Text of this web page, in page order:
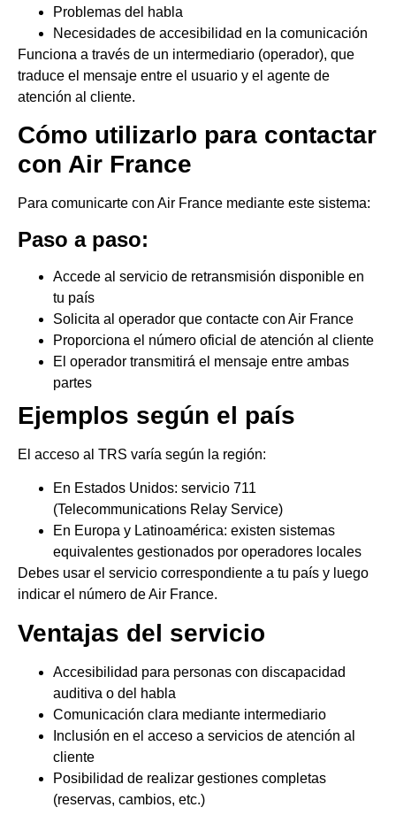
Problemas del habla
Necesidades de accesibilidad en la comunicación
Funciona a través de un intermediario (operador), que
traduce el mensaje entre el usuario y el agente de
atención al cliente.
Cómo utilizarlo para contactar
con Air France
Para comunicarte con Air France mediante este sistema:
Paso a paso:
Accede al servicio de retransmisión disponible en
tu país
Solicita al operador que contacte con Air France
Proporciona el número oficial de atención al cliente
El operador transmitirá el mensaje entre ambas
partes
Ejemplos según el país
El acceso al TRS varía según la región:
En Estados Unidos: servicio 711
(Telecommunications Relay Service)
En Europa y Latinoamérica: existen sistemas
equivalentes gestionados por operadores locales
Debes usar el servicio correspondiente a tu país y luego
indicar el número de Air France.
Ventajas del servicio
Accesibilidad para personas con discapacidad
auditiva o del habla
Comunicación clara mediante intermediario
Inclusión en el acceso a servicios de atención al
cliente
Posibilidad de realizar gestiones completas
(reservas, cambios, etc.)